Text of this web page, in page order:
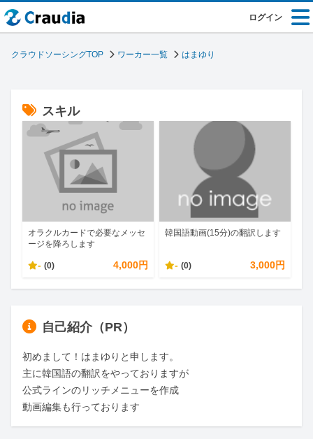
ログイン
クラウドソーシングTOP ワーカー一覧 はまゆり
スキル
オラクルカードで必要なメッセ
ージを降ろします
- (0) 4,000円
韓国語動画(15分)の翻訳します
- (0) 3,000円
自己紹介（PR）
初めまして！はまゆりと申します。
主に韓国語の翻訳をやっておりますが
公式ラインのリッチメニューを作成
動画編集も行っております